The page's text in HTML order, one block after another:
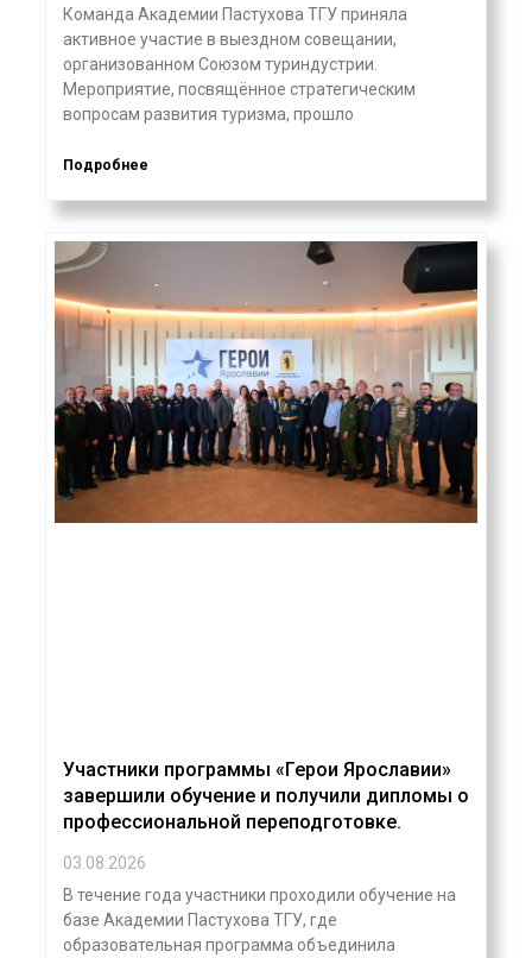
Команда Академии Пастухова ТГУ приняла
активное участие в выездном совещании,
организованном Союзом туриндустрии.
Мероприятие, посвящённое стратегическим
вопросам развития туризма, прошло
Подробнее
Участники программы «Герои Ярославии»
завершили обучение и получили дипломы о
профессиональной переподготовке.
03.08.2026
В течение года участники проходили обучение на
базе Академии Пастухова ТГУ, где
образовательная программа объединила